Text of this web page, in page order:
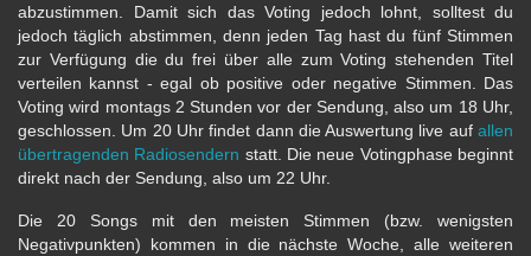
abzustimmen. Damit sich das Voting jedoch lohnt, solltest du
jedoch täglich abstimmen, denn jeden Tag hast du fünf Stimmen
zur Verfügung die du frei über alle zum Voting stehenden Titel
verteilen kannst - egal ob positive oder negative Stimmen. Das
Voting wird montags 2 Stunden vor der Sendung, also um 18 Uhr,
geschlossen. Um 20 Uhr findet dann die Auswertung live auf allen
übertragenden Radiosendern statt. Die neue Votingphase beginnt
direkt nach der Sendung, also um 22 Uhr.
Die 20 Songs mit den meisten Stimmen (bzw. wenigsten
Negativpunkten) kommen in die nächste Woche, alle weiteren